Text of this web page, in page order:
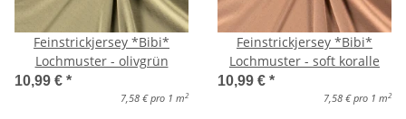
Feinstrickjersey *Bibi*
Lochmuster - olivgrün
10,99 € *
7,58 € pro 1 m 2
Feinstrickjersey *Bibi*
Lochmuster - soft koralle
10,99 € *
7,58 € pro 1 m 2